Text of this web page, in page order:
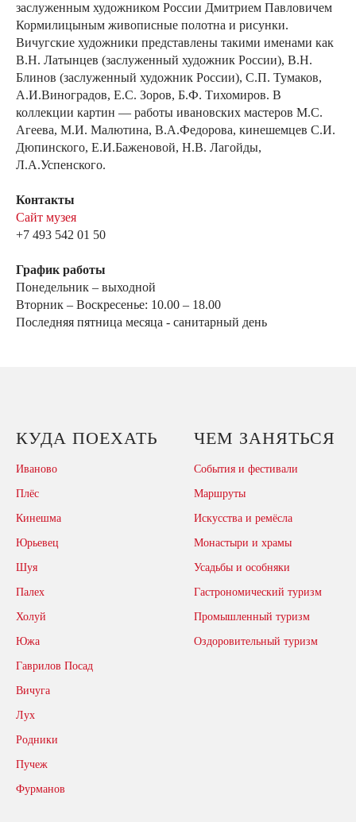
заслуженным художником России Дмитрием Павловичем
Кормилицыным живописные полотна и рисунки.
Вичугские художники представлены такими именами как
В.Н. Латынцев (заслуженный художник России), В.Н.
Блинов (заслуженный художник России), С.П. Тумаков,
А.И.Виноградов, Е.С. Зоров, Б.Ф. Тихомиров. В
коллекции картин — работы ивановских мастеров М.С.
Агеева, М.И. Малютина, В.А.Федорова, кинешемцев С.И.
Дюпинского, Е.И.Баженовой, Н.В. Лагойды,
Л.А.Успенского.
Контакты
Сайт музея
+7 493 542 01 50
График работы
Понедельник – выходной
Вторник – Воскресенье: 10.00 – 18.00
Последняя пятница месяца - санитарный день
КУДА ПОЕХАТЬ
Иваново
Плёс
Кинешма
Юрьевец
Шуя
Палех
Холуй
Южа
Гаврилов Посад
Вичуга
Лух
Родники
Пучеж
Фурманов
ЧЕМ ЗАНЯТЬСЯ
События и фестивали
Маршруты
Искусства и ремёсла
Монастыри и храмы
Усадьбы и особняки
Гастрономический туризм
Промышленный туризм
Оздоровительный туризм